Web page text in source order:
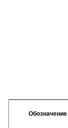
Обозначение